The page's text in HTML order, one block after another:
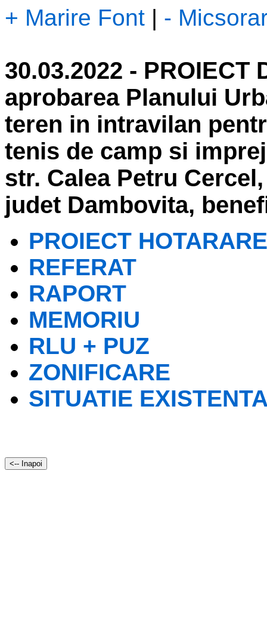
+ Marire Font | -
30.03.2022 - PROIECT
aprobarea Planului
teren in intravilan
tenis de camp si
str. Calea Petru
judet Dambovita,
PROIECT HOTARARE
REFERAT
RAPORT
MEMORIU
RLU + PUZ
ZONIFICARE
SITUATIE